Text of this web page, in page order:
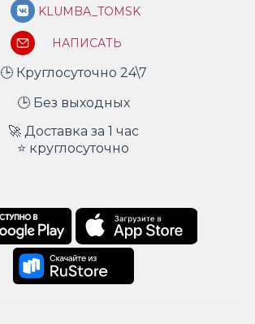
KLUMBA_TOMSK
НАПИСАТЬ
🕒 Круглосуточно 24\7
🕒 Без выходных
🚀 Доставка за 1 час
⭐ круглосуточно